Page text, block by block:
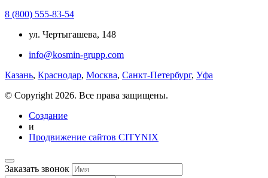
8 (800) 555-83-54
ул. Чертыгашева, 148
info@kosmin-grupp.com
Казань, Краснодар, Москва, Санкт-Петербург, Уфа
© Copyright 2026. Все права защищены.
Создание
и
Продвижение сайтов CITYNIX
Заказать звонок